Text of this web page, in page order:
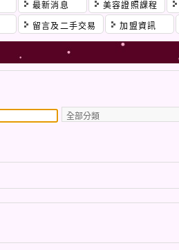
最新消息 美容證照課程
留言及二手交易 加盟資訊